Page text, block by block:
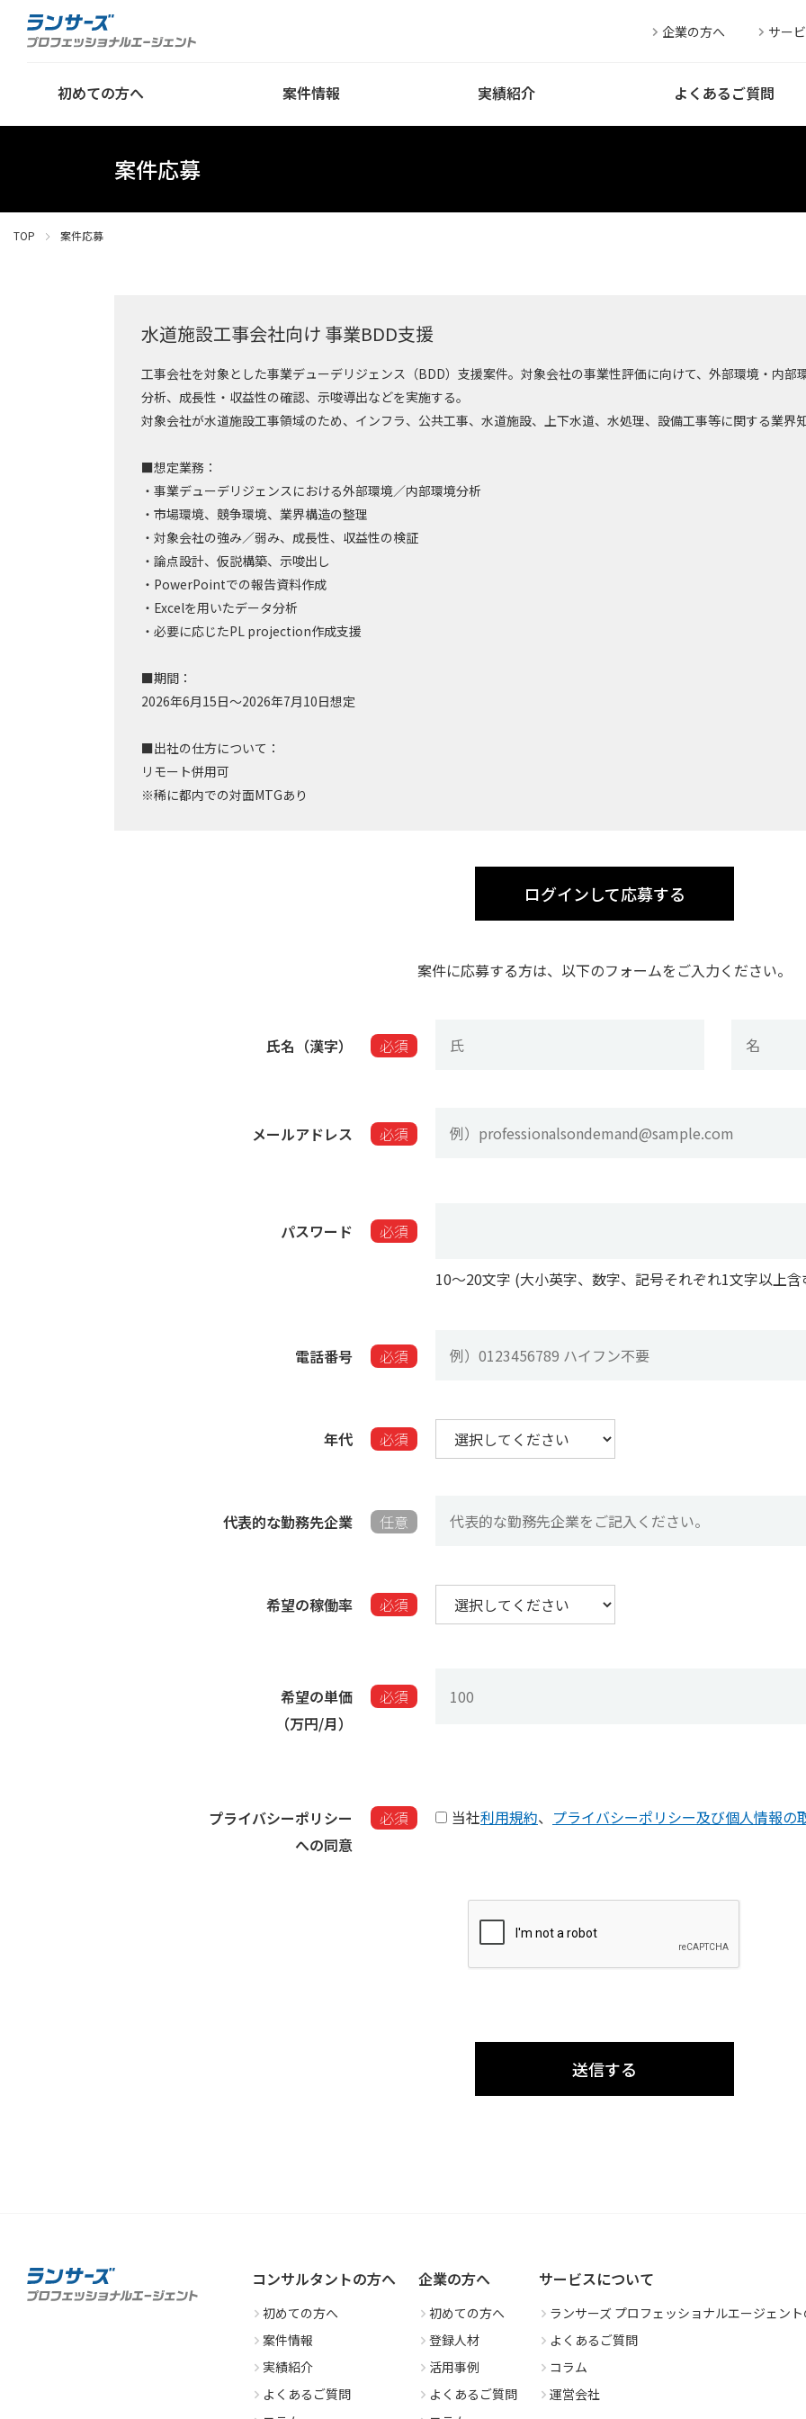
初めての方へ 案件情報 実績紹介 よくあるご質問
企業の方へ サー
案件応募
TOP 案件応募
水道施設工事会社向け 事業BDD支援
工事会社を対象とした事業デューデリジェンス（BDD）支援案件。対象会社の事業性評価に向けて、外部環境・内
分析、成長性・収益性の確認、示唆導出などを実施する。
対象会社が水道施設工事領域のため、インフラ、公共工事、水道施設、上下水道、水処理、設備工事等に関する業界
■想定業務：
・事業デューデリジェンスにおける外部環境／内部環境分析
・市場環境、競争環境、業界構造の整理
・対象会社の強み／弱み、成長性、収益性の検証
・論点設計、仮説構築、示唆出し
・PowerPointでの報告資料作成
・Excelを用いたデータ分析
・必要に応じたPL projection作成支援
■期間：
2026年6月15日～2026年7月10日想定
■出社の仕方について：
リモート併用可
※稀に都内での対面MTGあり
ログインして応募する
案件に応募する方は、以下のフォームをご入力ください。
氏名（漢字） 必須
メールアドレス 必須
パスワード 必須
10〜20文字 (大小英字、数字、記号それぞれ1文字以上含
電話番号 必須
年代 必須
代表的な勤務先企業 任意
希望の稼働率​ 必須
希望の単価
（万円/月）​
必須
プライバシーポリシー
への同意
必須 当社利用規約、 プライバシーポリシー及び個人情報の
コンサルタントの方へ
初めての方へ
案件情報
実績紹介
よくあるご質問
企業の方へ
初めての方へ
登録人材
活用事例
よくあるご質問
サービスについて
ランサーズ プロフェッショナルエージェン
よくあるご質問
コラム
運営会社